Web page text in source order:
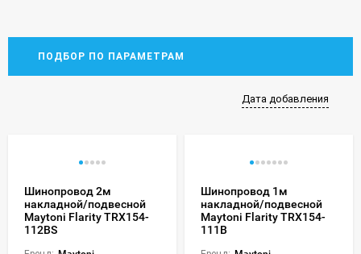
ПОДБОР ПО ПАРАМЕТРАМ
Дата добавления
Шинопровод 2м
накладной/подвесной
Maytoni Flarity TRX154-
112BS
Шинопровод 1м
накладной/подвесной
Maytoni Flarity TRX154-
111B